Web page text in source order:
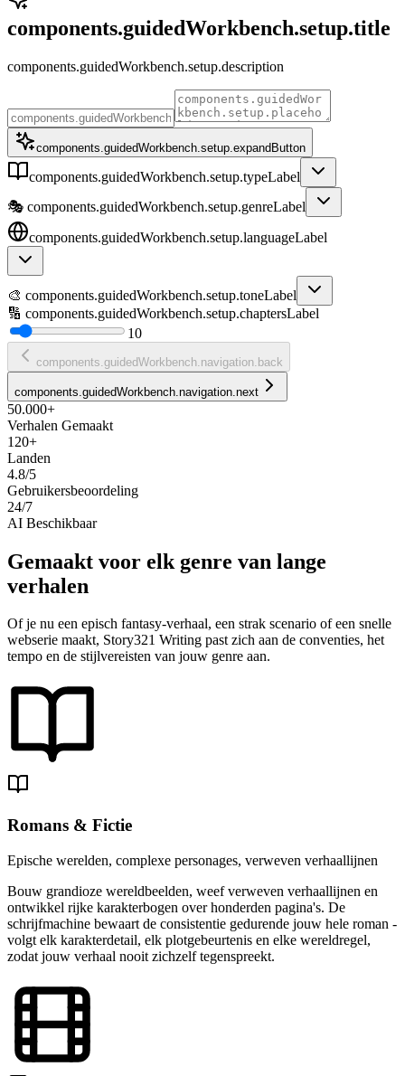
components.guidedWorkbench.setup.title
components.guidedWorkbench.setup.description
components.guidedWorkbench.setup.expandButton
components.guidedWorkbench.setup.typeLabel
🎭 components.guidedWorkbench.setup.genreLabel
components.guidedWorkbench.setup.languageLabel
🎨 components.guidedWorkbench.setup.toneLabel
🔢 components.guidedWorkbench.setup.chaptersLabel
10
components.guidedWorkbench.navigation.back
components.guidedWorkbench.navigation.next
50.000+
Verhalen Gemaakt
120+
Landen
4.8/5
Gebruikersbeoordeling
24/7
AI Beschikbaar
Gemaakt voor elk genre van lange
verhalen
Of je nu een episch fantasy-verhaal, een strak scenario of een snelle
webserie maakt, Story321 Writing past zich aan de conventies, het
tempo en de stijlvereisten van jouw genre aan.
Romans & Fictie
Epische werelden, complexe personages, verweven verhaallijnen
Bouw grandioze wereldbeelden, weef verweven verhaallijnen en
ontwikkel rijke karakterbogen over honderden pagina's. De
schrijfmachine bewaart de consistentie gedurende jouw hele roman -
volgt elk karakterdetail, elk plotgebeurtenis en elke wereldregel,
zodat jouw verhaal nooit zichzelf tegenspreekt.